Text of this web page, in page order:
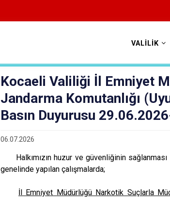
VALİLİK
Kocaeli Valiliği İl Emniyet
Jandarma Komutanlığı
Basın Duyurusu
06.07.2026
Halkımızın huzur ve güvenliğinin sağlanması
genelinde yapılan çalışmalarda;
İl Emniyet Müdürlüğü Narkotik Suçlarla